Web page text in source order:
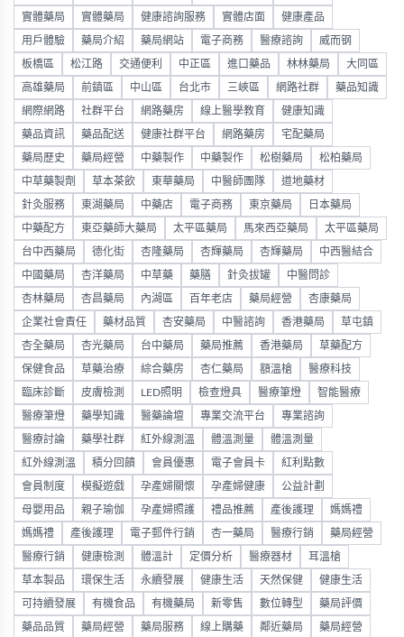
實體藥局 實體藥局 健康諮詢服務 實體店面 健康產品
用戶體驗 藥局介紹 藥局網站 電子商務 醫療諮詢 威而钢
板橋區 松江路 交通便利 中正區 進口藥品 林林藥局 大同區
高雄藥局 前鎮區 中山區 台北市 三峽區 網路社群 藥品知識
網際網路 社群平台 網路藥房 線上醫學教育 健康知識
藥品資訊 藥品配送 健康社群平台 網路藥房 宅配藥局
藥局歷史 藥局經營 中藥製作 中藥製作 松樹藥局 松柏藥局
中草藥製劑 草本茶飲 東華藥局 中醫師團隊 道地藥材
針灸服務 東湖藥局 中藥店 電子商務 東京藥局 日本藥局
中藥配方 東亞藥師大藥局 太平區藥局 馬來西亞藥局 太平區藥局
台中西藥局 德化街 杏隆藥局 杏輝藥局 杏輝藥局 中西醫結合
中國藥局 杏洋藥局 中草藥 藥膳 針灸拔罐 中醫問診
杏林藥局 杏昌藥局 內湖區 百年老店 藥局經營 杏康藥局
企業社會責任 藥材品質 杏安藥局 中醫諮詢 香港藥局 草屯鎮
杏全藥局 杏光藥局 台中藥局 藥局推薦 香港藥局 草藥配方
保健食品 草藥治療 綜合藥房 杏仁藥局 額溫槍 醫療科技
臨床診斷 皮膚檢測 LED照明 檢查燈具 醫療筆燈 智能醫療
醫療筆燈 藥學知識 醫藥論壇 專業交流平台 專業諮詢
醫療討論 藥學社群 紅外線測溫 體溫測量 體溫測量
紅外線測溫 積分回饋 會員優惠 電子會員卡 紅利點數
會員制度 模擬遊戲 孕產婦關懷 孕產婦健康 公益計劃
母嬰用品 親子瑜伽 孕產婦照護 禮品推薦 產後護理 媽媽禮
媽媽禮 產後護理 電子郵件行銷 杏一藥局 醫療行銷 藥局經營
醫療行銷 健康檢測 體溫計 定價分析 醫療器材 耳溫槍
草本製品 環保生活 永續發展 健康生活 天然保健 健康生活
可持續發展 有機食品 有機藥局 新零售 數位轉型 藥局評價
藥品品質 藥局經營 藥局服務 線上購藥 鄰近藥局 藥局經營